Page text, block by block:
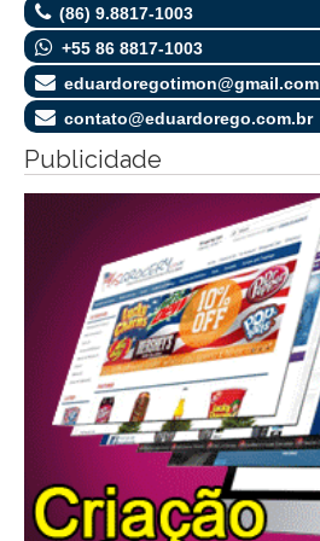
(86) 9.8817-1003
+55 86 8817-1003
eduardoregotimon@gmail.com
contato@eduardorego.com.br
Publicidade